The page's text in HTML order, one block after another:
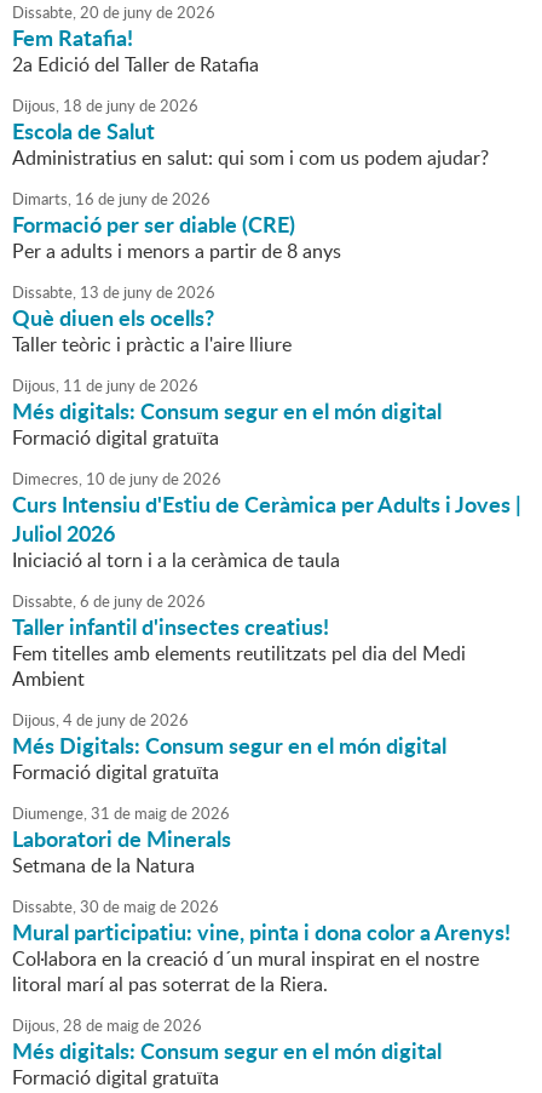
Dissabte,20 de junyde2026
Fem Ratafia!
2a Edició del Taller de Ratafia
Dijous, 18 de junyde2026
Escola de Salut
Administratius en salut: qui som i com us podem ajudar?
Dimarts, 16 de junyde2026
Formació per ser diable (CRE)
Per a adults i menors a partir de 8 anys
Dissabte, 13 de junyde2026
Què diuen els ocells?
Taller teòric i pràctic a l'aire lliure
Dijous, 11 de junyde2026
Més digitals: Consum segur en el món digital
Formació digital gratuïta
Dimecres, 10 de junyde2026
Curs Intensiu d'Estiu de Ceràmica per Adults i Joves |
Juliol 2026
Iniciació al torn i a la ceràmica de taula
Dissabte,6 de junyde2026
Taller infantil d'insectes creatius!
Fem titelles amb elements reutilitzats pel dia del Medi
Ambient
Dijous,4de junyde2026
Més Digitals: Consum segur en el món digital
Formació digital gratuïta
Diumenge,31 de maigde2026
Laboratori de Minerals
Setmana de la Natura
Dissabte,30 de maigde2026
Mural participatiu: vine, pinta i dona color a Arenys!
Col·labora en la creació d´un mural inspirat en el nostre
litoral marí al pas soterrat de la Riera.
Dijous,28 de maigde2026
Més digitals: Consum segur en el món digital
Formació digital gratuïta